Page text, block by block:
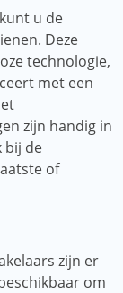
u de
Deze
technologie,
met een
zijn handig in
bij de
of
zijn er
om